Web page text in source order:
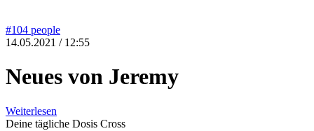
#104 people
14.05.2021 / 12:55
Neues von Jeremy
Weiterlesen
Deine tägliche Dosis Cross